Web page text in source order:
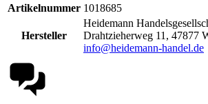
Artikelnummer 1018685
Hersteller
Heidemann
Drahtzieherweg 11, 47877
info@heidemann-handel.de